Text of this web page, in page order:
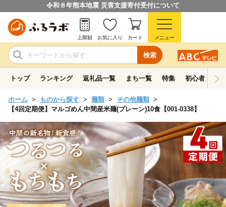
令和８年熊本地震 災害支援寄付受付について
検索
上限額 お気に入り カート メニュー
トップ ランキング 返礼品一覧 まち一覧 特集 初心者ガイド
ホーム ものから探す 麺類
その他麺類
【4回定期便】マルゴめん中間産米麺(プレーン)10食【001-0338】